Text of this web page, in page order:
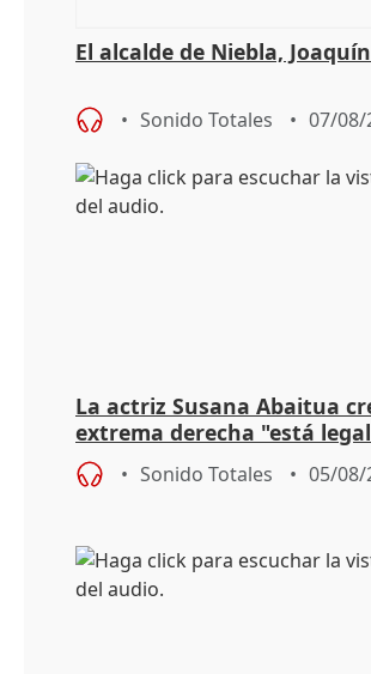
El alcalde de Niebla,
Sonido Totales 07/08/
La actriz Susana Abaitua
extrema derecha "está
homofobia"
Sonido Totales 05/08/